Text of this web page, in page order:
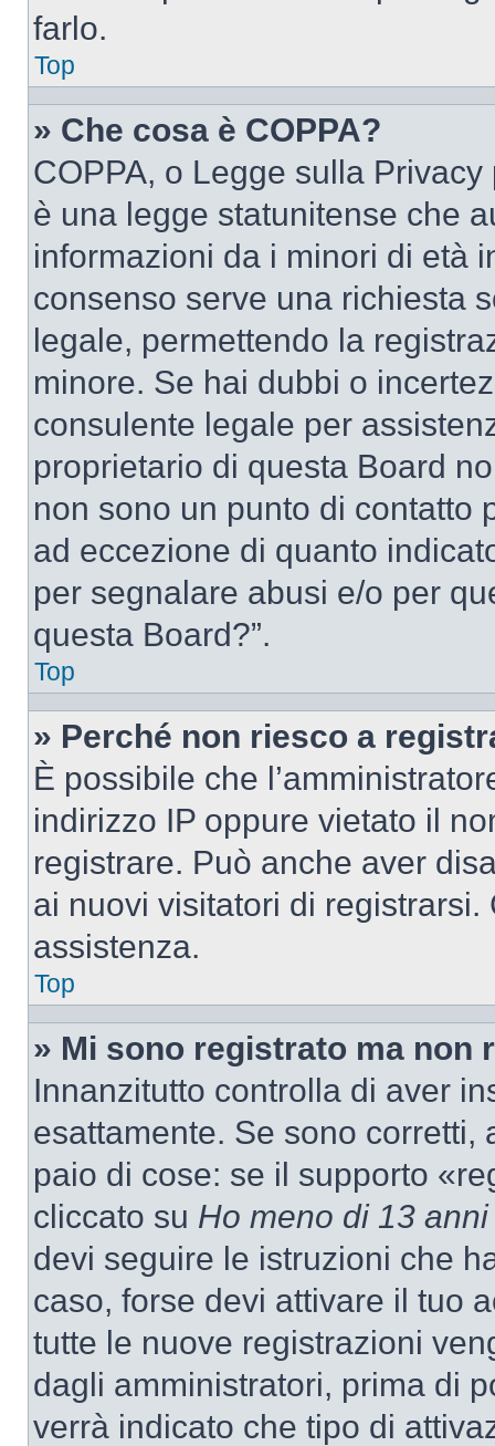
farlo.
Top
» Che cosa è COPPA?
COPPA, o Legge sulla
è una legge statunitense che
informazioni da i minori di età
consenso serve una richiesta
legale, permettendo la
minore. Se hai dubbi o
consulente legale per
proprietario di questa Board
non sono un punto di contatto
ad eccezione di quanto
per segnalare abusi e/o per
questa Board?”.
Top
» Perché non riesco a
È possibile che
indirizzo IP oppure vietato il
registrare. Può anche aver
ai nuovi visitatori di
assistenza.
Top
» Mi sono registrato ma non
Innanzitutto controlla di aver
esattamente. Se sono
paio di cose: se il supporto
cliccato su Ho meno di 13 anni
devi seguire le istruzioni che
caso, forse devi attivare il tuo
tutte le nuove registrazioni
dagli amministratori, prima di
verrà indicato che tipo di